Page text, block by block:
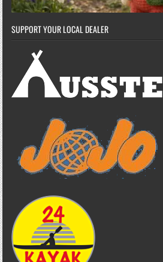
SUPPORT YOUR LOCAL DEALER